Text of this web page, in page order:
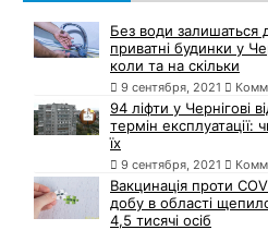
Без води залишаться
приватні будинки у
коли та на скільки
9 сентября, 2021
94 ліфти у Чернігові
термін експлуатації:
їх
9 сентября, 2021
Вакцинація проти
добу в області
4,5 тисячі осіб